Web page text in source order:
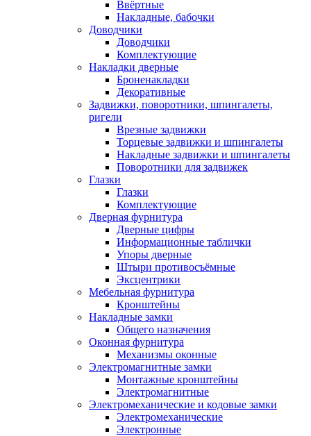
Ввёртные
Накладные, бабочки
Доводчики
Доводчики
Комплектующие
Накладки дверные
Броненакладки
Декоративные
Задвижки, поворотники, шпингалеты,
ригели
Врезные задвижки
Торцевые задвижки и шпингалеты
Накладные задвижки и шпингалеты
Поворотники для задвижек
Глазки
Глазки
Комплектующие
Дверная фурнитура
Дверные цифры
Информационные таблички
Упоры дверные
Штыри противосъёмные
Эксцентрики
Мебельная фурнитура
Кронштейны
Накладные замки
Общего назначения
Оконная фурнитура
Механизмы оконные
Электромагнитные замки
Монтажные кронштейны
Электромагнитные
Электромеханические и кодовые замки
Электромеханические
Электронные